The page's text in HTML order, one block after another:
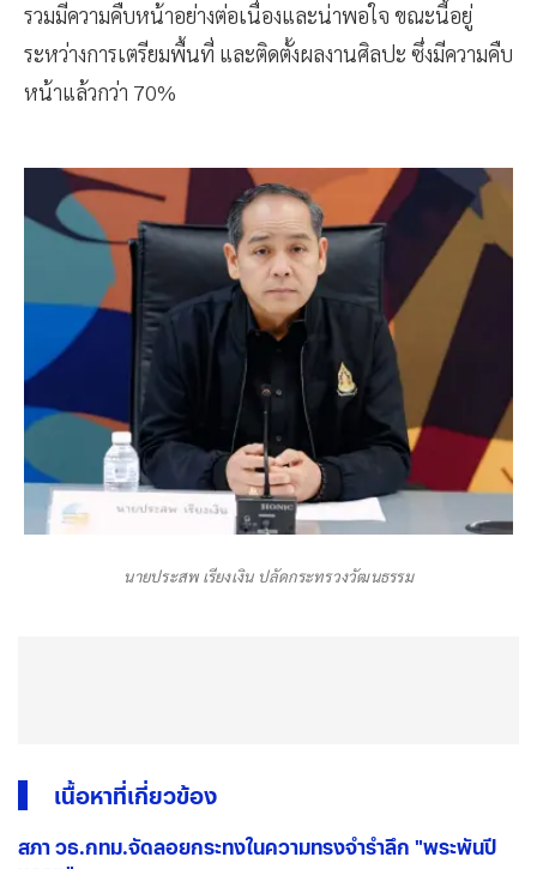
รวมมีความคืบหน้าอย่างต่อเนื่องและน่าพอใจ ขณะนี้อยู่
ระหว่างการเตรียมพื้นที่ และติดตั้งผลงานศิลปะ ซึ่งมีความคืบ
หน้าแล้วกว่า 70%
นายประสพ เรียงเงิน ปลัดกระทรวงวัฒนธรรม
เนื้อหาที่เกี่ยวข้อง
สภา วธ.กทม.จัดลอยกระทงในความทรงจำรำลึก "พระพันปี